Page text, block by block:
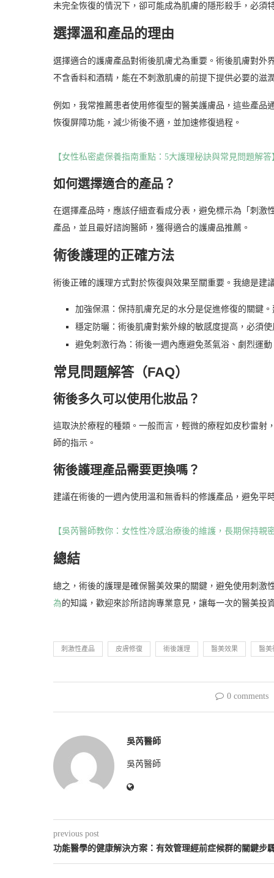
未完全恢復的情況下，卻可能成為肌膚的隱形殺手，必須
選擇溫和產品的理由
選擇適合的護膚產品對術後肌膚尤為重要。術後肌膚對外
不含香料和酒精，能在不刺激肌膚的前提下提供必要的滋
例如，我常推薦患者使用修復型的醫美護膚品，這些產品
恢復屏障功能，減少術後不適，並加速修復過程。
【女性私密處保養指南重點：5大護理秘訣與常見問題解答
如何選擇適合的產品？
在選擇產品時，應該仔細查看成分表，避免標示為「刺激
產品，並且最好諮詢醫師，獲得適合的護膚品推薦。
術後護理的正確方法
術後正確的護理方式對於恢復與效果至關重要。我總是建
加強保濕：保持肌膚充足的水分是促進修復的關鍵
穩定防曬：術後肌膚對紫外線的敏感度提高，必須
避免刺激行為：術後一週內應避免蒸氣浴、劇烈運
常見問題解答（FAQ）
術後多久可以使用化妝品？
這取決於療程的種類。一般而言，輕微的療程如皮秒雷射
師的指示。
術後護理產品需要更換嗎？
建議在術後的一週內使用溫和無香料的修護產品，避免
【吳芮醫師教你：女性性冷感治療後的維護，長期保持親
總結
總之，術後的護理是確保醫美效果的關鍵，避免使用刺激
為的知識，歡迎來診所諮詢專業意見，讓每一次的醫美投
刺激性產品 皮膚修復 術後護理 醫美效果 醫美
0 comments
吳芮醫師
吳芮醫師
previous post
功能醫學的健康解決方案：有效管理經前症候群的關鍵步